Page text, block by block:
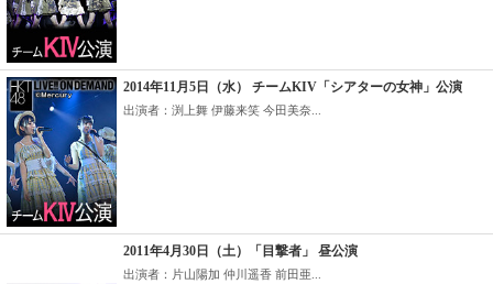
2014年11月5日（水） チームKIV「シアターの女神」公演
出演者：渕上舞 伊藤来笑 今田美奈...
2011年4月30日（土）「目撃者」 昼公演
出演者：片山陽加 仲川遥香 前田亜...